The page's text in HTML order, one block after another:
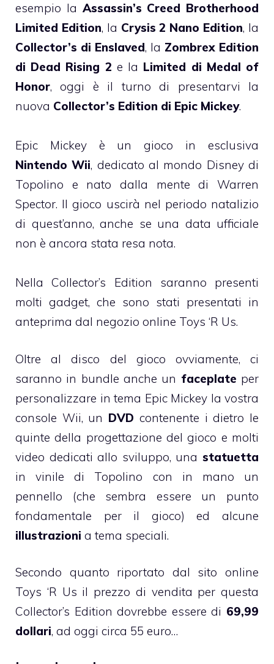
esempio la Assassin’s Creed Brotherhood
Limited Edition, la Crysis 2 Nano Edition, la
Collector’s di Enslaved, la Zombrex Edition
di Dead Rising 2 e la Limited di Medal of
Honor, oggi è il turno di presentarvi la
nuova Collector’s Edition di Epic Mickey.
Epic Mickey è un gioco in esclusiva
Nintendo Wii, dedicato al mondo Disney di
Topolino e nato dalla mente di Warren
Spector. Il gioco uscirà nel periodo natalizio
di quest’anno, anche se una data ufficiale
non è ancora stata resa nota.
Nella Collector’s Edition saranno presenti
molti gadget, che sono stati presentati in
anteprima dal negozio online Toys ‘R Us.
Oltre al disco del gioco ovviamente, ci
saranno in bundle anche un faceplate per
personalizzare in tema Epic Mickey la vostra
console Wii, un DVD contenente i dietro le
quinte della progettazione del gioco e molti
video dedicati allo sviluppo, una statuetta
in vinile di Topolino con in mano un
pennello (che sembra essere un punto
fondamentale per il gioco) ed alcune
illustrazioni a tema speciali.
Secondo quanto riportato dal sito online
Toys ‘R Us il prezzo di vendita per questa
Collector’s Edition dovrebbe essere di 69,99
dollari, ad oggi circa 55 euro…